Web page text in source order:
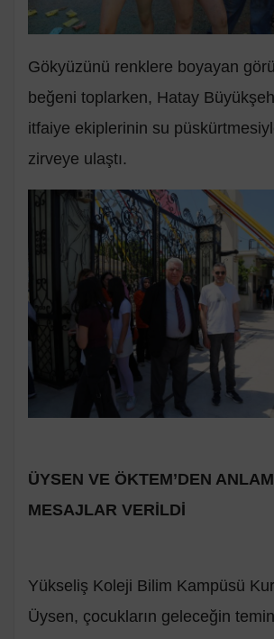
Gökyüzünü renklere boyayan
beğeni toplarken, Hatay
itfaiye ekiplerinin su
zirveye ulaştı.
ÜYSEN VE ÖKTEM’DEN
MESAJLAR VERİLDİ
Yükseliş Koleji Bilim Kampüsü
Üysen, çocukların geleceğin